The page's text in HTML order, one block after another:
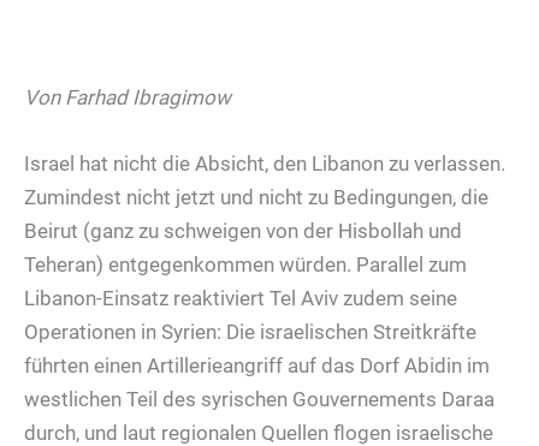
Von Farhad Ibragimow
Israel hat nicht die Absicht, den Libanon zu verlassen.
Zumindest nicht jetzt und nicht zu Bedingungen, die
Beirut (ganz zu schweigen von der Hisbollah und
Teheran) entgegenkommen würden. Parallel zum
Libanon-Einsatz reaktiviert Tel Aviv zudem seine
Operationen in Syrien: Die israelischen Streitkräfte
führten einen Artillerieangriff auf das Dorf Abidin im
westlichen Teil des syrischen Gouvernements Daraa
durch, und laut regionalen Quellen flogen israelische